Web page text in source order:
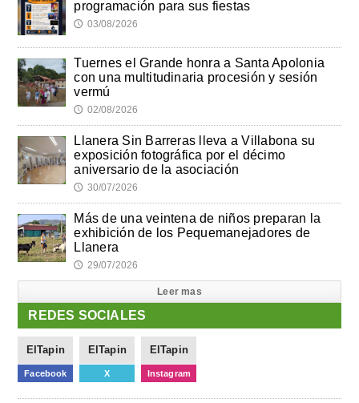
programación para sus fiestas
🕔 03/08/2026
Tuernes el Grande honra a Santa Apolonia
con una multitudinaria procesión y sesión
vermú
🕔 02/08/2026
Llanera Sin Barreras lleva a Villabona su
exposición fotográfica por el décimo
aniversario de la asociación
🕔 30/07/2026
Más de una veintena de niños preparan la
exhibición de los Pequemanejadores de
Llanera
🕔 29/07/2026
Leer mas
REDES SOCIALES
ElTapin
Facebook
ElTapin
X
ElTapin
Instagram